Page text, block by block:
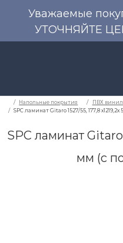
Уважаемые
УТОЧНЯЙТЕ
Напольные покрытия
SPC ламинат Gitaro
мм (с